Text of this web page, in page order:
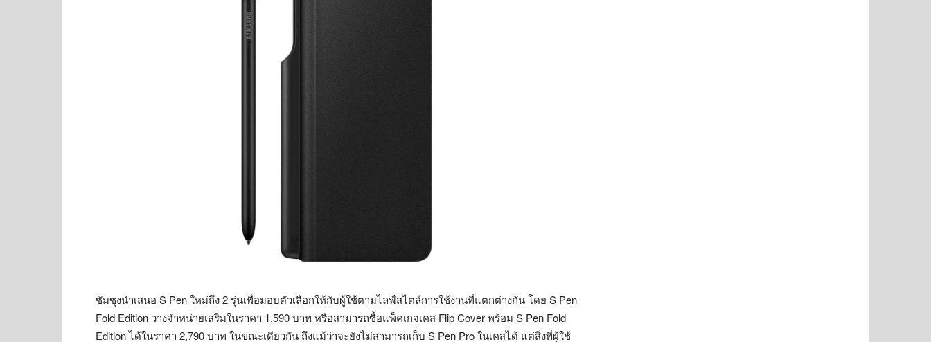
ซัมซุงนำเสนอ S Pen ใหม่ถึง 2 รุ่นเพื่อมอบตัวเลือกให้กับผู้ใช้ตามไลฟ์สไตล์การใช้งานที่แตกต่างกัน โดย S Pen
Fold Edition วางจำหน่ายเสริมในราคา 1,590 บาท หรือสามารถซื้อแพ็คเกจเคส Flip Cover พร้อม S Pen Fold
Edition ได้ในราคา 2,790 บาท ในขณะเดียวกัน ถึงแม้ว่าจะยังไม่สามารถเก็บ S Pen Pro ในเคสได้ แต่สิ่งที่ผู้ใช้